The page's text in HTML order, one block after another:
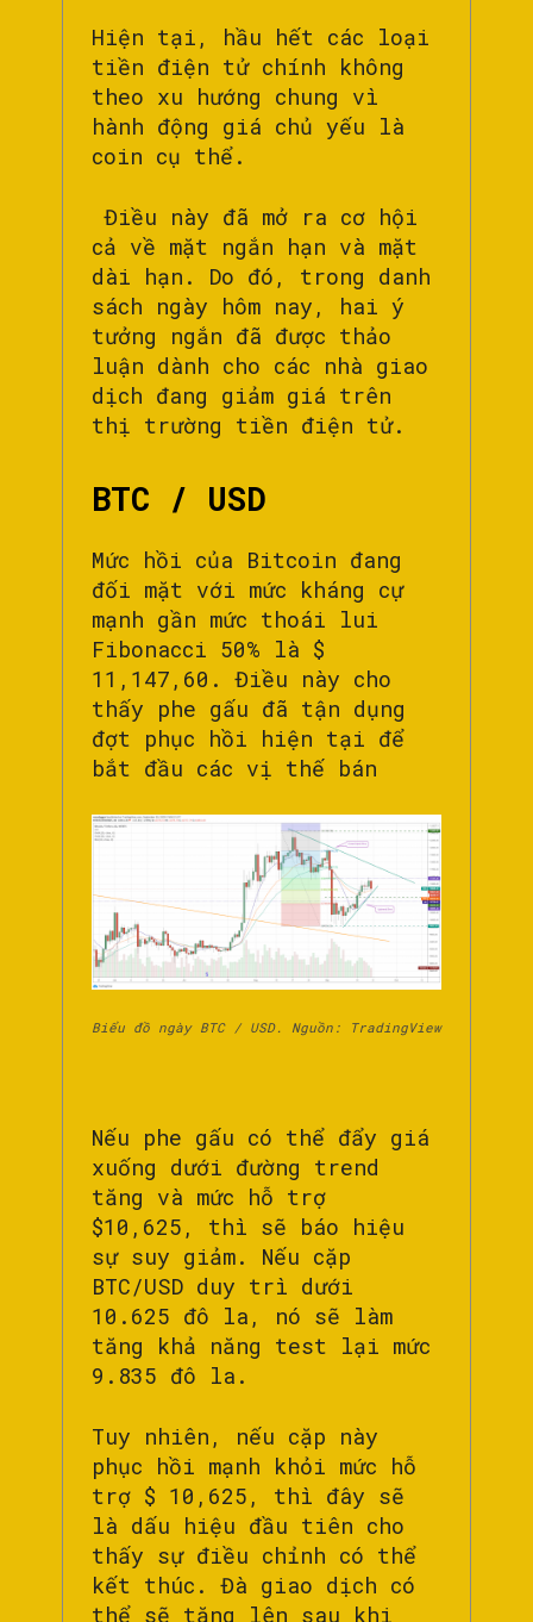
Hiện tại, hầu hết các loại
tiền điện tử chính không
theo xu hướng chung vì
hành động giá chủ yếu là
coin cụ thể.
Điều này đã mở ra cơ hội
cả về mặt ngắn hạn và mặt
dài hạn. Do đó, trong danh
sách ngày hôm nay, hai ý
tưởng ngắn đã được thảo
luận dành cho các nhà giao
dịch đang giảm giá trên
thị trường tiền điện tử.
BTC / USD
Mức hồi của Bitcoin đang
đối mặt với mức kháng cự
mạnh gần mức thoái lui
Fibonacci 50% là $
11,147,60. Điều này cho
thấy phe gấu đã tận dụng
đợt phục hồi hiện tại để
bắt đầu các vị thế bán
Biểu đồ ngày BTC / USD. Nguồn: TradingView
Nếu phe gấu có thể đẩy giá
xuống dưới đường trend
tăng và mức hỗ trợ
$10,625, thì sẽ báo hiệu
sự suy giảm. Nếu cặp
BTC/USD duy trì dưới
10.625 đô la, nó sẽ làm
tăng khả năng test lại mức
9.835 đô la.
Tuy nhiên, nếu cặp này
phục hồi mạnh khỏi mức hỗ
trợ $ 10,625, thì đây sẽ
là dấu hiệu đầu tiên cho
thấy sự điều chỉnh có thể
kết thúc. Đà giao dịch có
thể sẽ tăng lên sau khi